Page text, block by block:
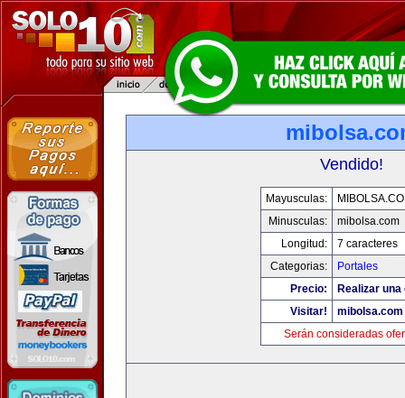
Vendido!
Mayusculas:
Minusculas:
mibolsa.com
Longitud:
7 caracteres
Categorias:
Portales
Precio:
Realizar
Visitar!
mibolsa.com
Serán consideradas